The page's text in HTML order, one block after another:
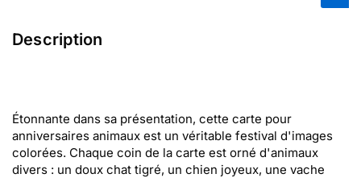
Description
Étonnante dans sa présentation, cette carte pour
anniversaires animaux est un véritable festival d'images
colorées. Chaque coin de la carte est orné d'animaux
divers : un doux chat tigré, un chien joyeux, une vache